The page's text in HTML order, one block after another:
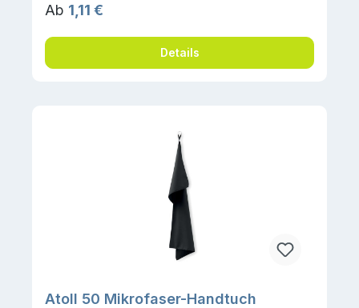
Regulärer Preis:
Ab 1,11 €
Details
Atoll 50 Mikrofaser-Handtuch